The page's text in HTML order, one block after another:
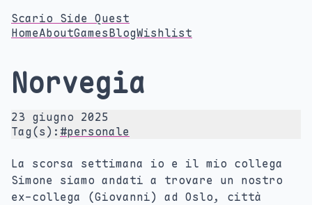
Scario Side Quest
HomeAboutGamesBlogWishlist
Norvegia
23 giugno 2025
Tag(s): #personale
La scorsa settimana io e il mio collega
Simone siamo andati a trovare un nostro
ex-collega (Giovanni) ad Oslo, città